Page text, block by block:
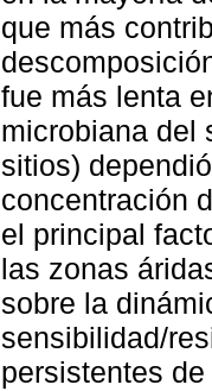
que más
fue más lenta
microbiana del
sitios)
concentración
el principal
las zonas
sobre la
sensibilidad/
persistentes